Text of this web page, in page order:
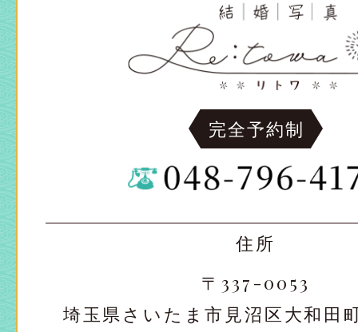
完全予約制
住所
〒337-0053
埼玉県さいたま市見沼区大和田